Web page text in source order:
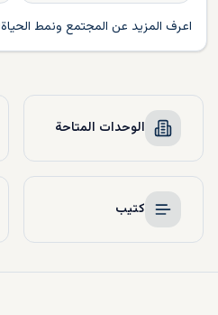
اعرف المزيد عن المجتمع ونمط الحياة
الوحدات المتاحة
كتيب